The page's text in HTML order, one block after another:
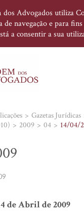
dos Advogados utiliza
de navegação e para
a consentir a sua
Gazetas Jurídicas
2009 04 14/04/
de Abril de 2009